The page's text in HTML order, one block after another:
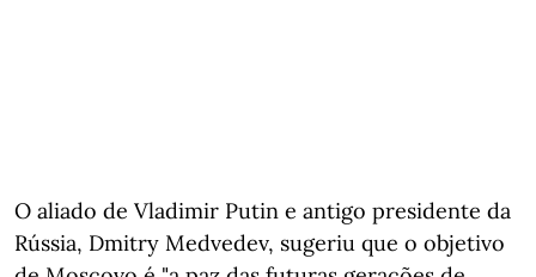
O aliado de Vladimir Putin e antigo presidente da
Rússia, Dmitry Medvedev, sugeriu que o objetivo